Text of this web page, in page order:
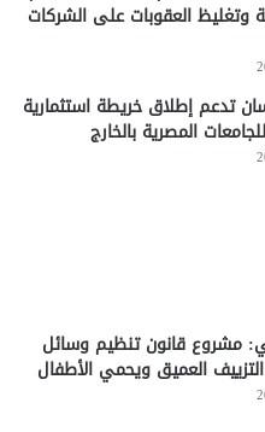
وتغليظ العقوبات على الشركات
تدعم إطلاق خريطة استثمارية
المصرية بالخارج
مشروع قانون تنظيم وسائل
العميق ويحمي الأطفال